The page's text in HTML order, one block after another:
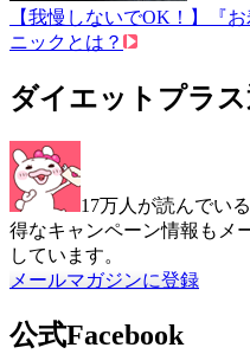
【我慢しないでOK！】『
ニックとは？
ダイエットプラ
17万人が読んでい
得なキャンペーン情報もメ
しています。
メールマガジンに登録
公式Facebook